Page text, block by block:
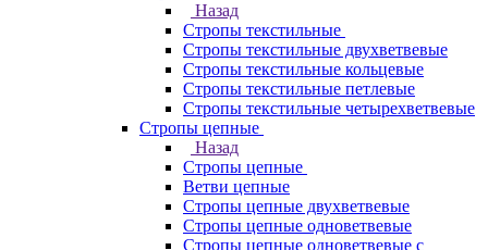
Назад
Стропы текстильные
Стропы текстильные двухветвевые
Стропы текстильные кольцевые
Стропы текстильные петлевые
Стропы текстильные четырехветвевые
Стропы цепные
Назад
Стропы цепные
Ветви цепные
Стропы цепные двухветвевые
Стропы цепные одноветвевые
Стропы цепные одноветвевые с